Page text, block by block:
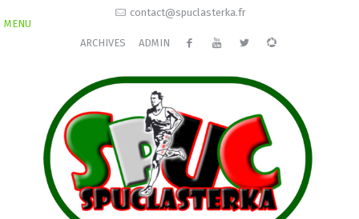
contact@spuclasterka.fr
ARCHIVES ADMIN
MENU